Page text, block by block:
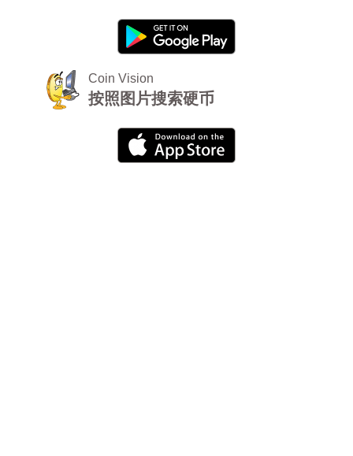
Coin Vision
按照图片搜索硬币